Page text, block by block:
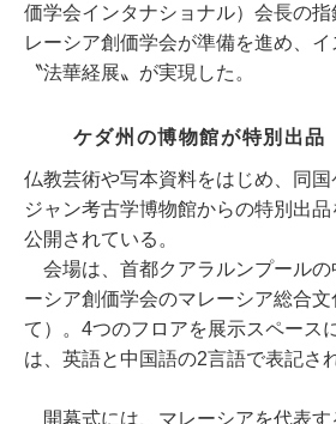
価学会インタナショナル）会長の
レーシア創価学会が準備を進め、
〝法華経展〟が実現した。
ケダ州の博物館が特別出品
仏教芸術や写本資料をはじめ、同
ジャン考古学博物館からの特別出
公開されている。
会場は、首都クアラルンプールの
ーシア創価学会のマレーシア総合
て）。4つのフロアを展示スペース
は、英語と中国語の2言語で表記さ
開幕式には、マレーシアを代表す